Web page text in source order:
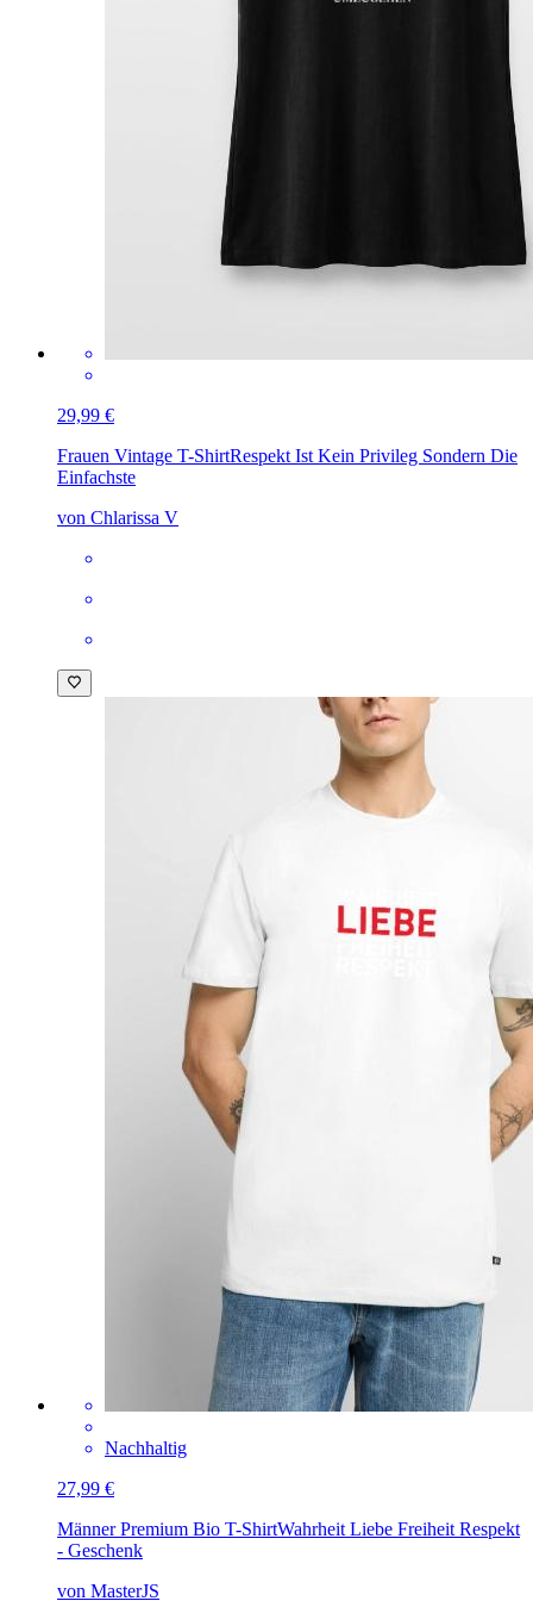
29,99 €
Frauen Vintage T-ShirtRespekt Ist Kein Privileg Sondern Die
Einfachste
von Chlarissa V
Nachhaltig
27,99 €
Männer Premium Bio T-ShirtWahrheit Liebe Freiheit Respekt
- Geschenk
von MasterJS